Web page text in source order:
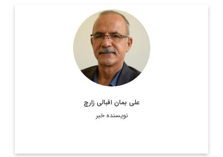
علی بمان اقبالی زارچ
نویسنده خبر
دیپلمات و کارشناس ارشد یورآسیا و رئیس گروه مطالعات اورآسیا
اطلاعات بیشتر